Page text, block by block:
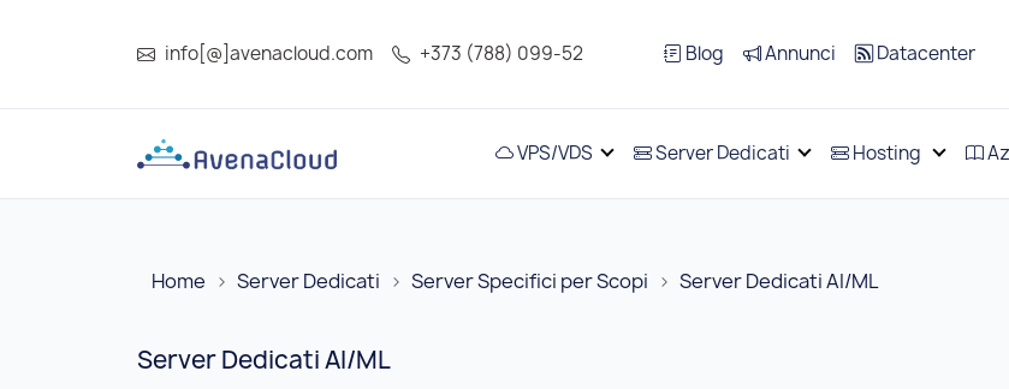
info[@]avenacloud.com +373 (788) 099-52 Blog Annunci Datacenter
VPS/VDS Server Dedicati Hosting
Home Server Dedicati Server Specifici per Scopi Server Dedicati AI/ML
Server Dedicati AI/ML